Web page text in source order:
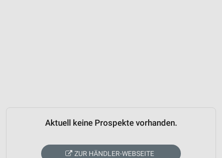
Aktuell keine Prospekte vorhanden.
ZUR HÄNDLER-WEBSEITE